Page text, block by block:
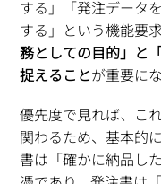
する」「発注データ
する」という機能要
務としての目的」と
捉えることが重要に
優先度で見れば、こ
関わるため、基本的
書は「確かに納品し